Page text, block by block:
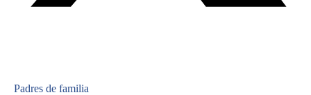
Padres de familia